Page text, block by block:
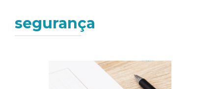
segurança